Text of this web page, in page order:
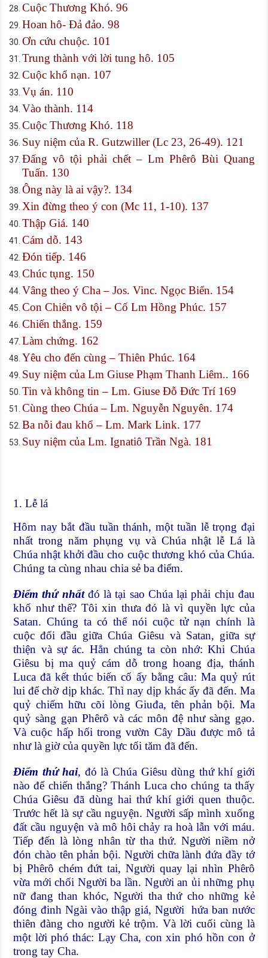
Cuộc Thương Khó. 96
Hoan hô- Đả đảo. 98
Ơn cứu chuộc. 101
Trung thành với lời tung hô. 105
Cuộc khổ nạn. 107
Vụ án. 110
Vào thành. 114
Cuộc Thương Khó. 118
Suy niệm của R. Gutzwiller (Lc 23, 26-49). 121
Đấng vô tội phải chết – Lm Phêrô Bùi Quang
Tuấn. 130
Ông này là ai vậy?. 134
Xin đừng theo ý con (Mc 11, 1-10). 137
Thập Giá. 140
Cám dỗ. 143
Đón tiếp. 146
Chúc tụng. 150
Vâng theo ý Cha – Jos. Vinc. Ngọc Biển. 154
Con Chiên vô tội – Cố Lm Hồng Phúc. 157
Chiến thắng. 159
Làm chứng. 162
Yêu cho đến cùng – Thiên Phúc. 164
Suy niệm của Lm Giuse Phạm Thanh Liêm.. 166
Tin và không tin – Lm. Giuse Đỗ Đức Trí 169
Cùng theo Chúa – Lm. Nguyễn Nguyên. 174
Ba nỗi đau khổ – Lm. Mark Link. 177
Suy niệm của Lm. Ignatiô Trần Ngà. 181
1. Lễ lá
Hôm nay bắt đầu tuần thánh, một tuần lễ trọng đại
nhất trong năm phụng vụ và Chúa nhật lễ Lá là
Chúa nhật khởi đầu cho cuộc thương khó của Chúa.
Chúng ta cùng nhau chia sẻ ba điểm.
Điểm thứ nhấtđó là tại sao Chúa lại phải chịu đau
khổ như thế? Tôi xin thưa đó là vì quyền lực của
Satan. Chúng ta có thể nói cuộc tử nạn chính là
cuộc đối đầu giữa Chúa Giêsu và Satan, giữa sự
thiện và sự ác. Hẳn chúng ta còn nhớ: Khi Chúa
Giêsu bị ma quỷ cám dỗ trong hoang địa, thánh
Luca đã kết thúc biến cố ấy bằng câu: Ma quỷ rút
lui để chờ dịp khác. Thì nay dịp khác ấy đã đến. Ma
quỷ chiếm hữu cõi lòng Giuđa, tên phản bội. Ma
quỷ sàng gạn Phêrô và các môn đệ như sàng gạo.
Và cuộc hấp hối trong vườn Cây Dầu được mô tả
như là giờ của quyền lực tối tăm đã đến.
Điểm thứ hai, đó là Chúa Giêsu dùng thứ khí giới
nào để chiến thắng? Thánh Luca cho chúng ta thấy
Chúa Giêsu đã dùng hai thứ khí giới quen thuộc.
Trước hết là sự cầu nguyện. Người sấp mình xuống
đất cầu nguyện và mô hôi chảy ra hoà lẫn với máu.
Tiếp đến là lòng nhân từ tha thứ. Người niềm nở
đón chào tên phản bội. Người chữa lành đứa đầy tớ
bị Phêrô chém đứt tai, Người quay lại nhìn Phêrô
vừa mới chối Người ba lần. Người an ủi những phụ
nữ đang than khóc, Người tha thứ cho những kẻ
đóng đinh Ngài vào thập giá, Người hứa ban nước
thiên đàng cho người kẻ trộm. Và lời cuối cùng là
một lời phó thác: Lạy Cha, con xin phó hồn con ở
trong tay Cha.